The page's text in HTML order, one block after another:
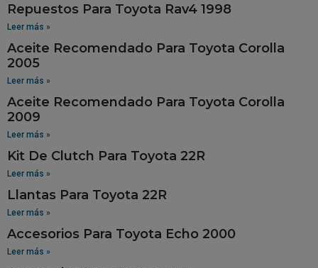
Repuestos Para Toyota Rav4 1998
Leer más »
Aceite Recomendado Para Toyota Corolla
2005
Leer más »
Aceite Recomendado Para Toyota Corolla
2009
Leer más »
Kit De Clutch Para Toyota 22R
Leer más »
Llantas Para Toyota 22R
Leer más »
Accesorios Para Toyota Echo 2000
Leer más »